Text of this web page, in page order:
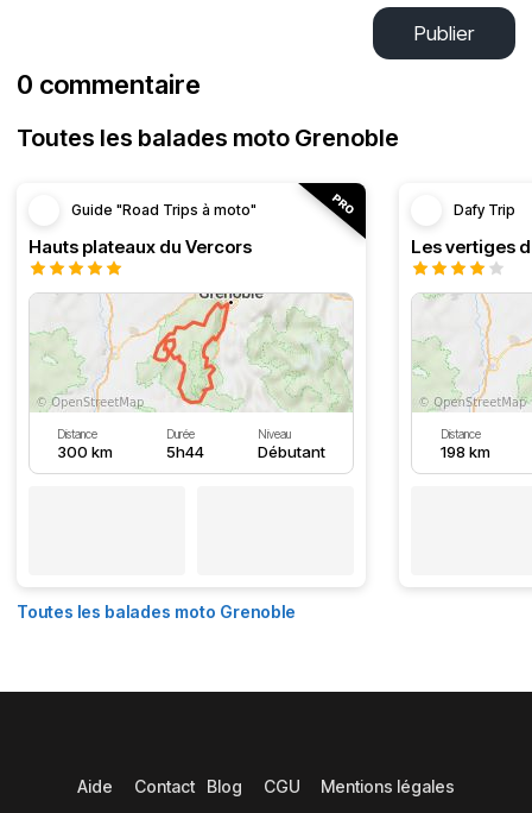
Publier
0 commentaire
Toutes les balades moto Grenoble
Guide "Road Trips à moto"
Hauts plateaux du Vercors
Distance
300 km
Durée
5h44
Niveau
Débutant
Dafy Trip
Les vertiges
Distance
198 km
Toutes les balades moto Grenoble
Aide Contact Blog CGU Mentions légales